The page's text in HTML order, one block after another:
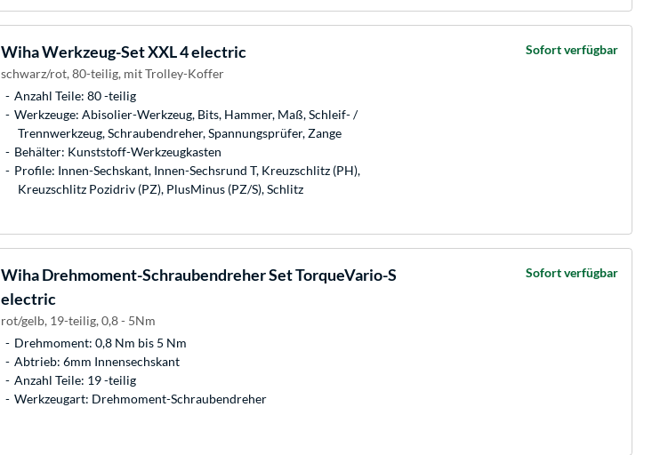
WihaWerkzeug-Set XXL 4 electric
schwarz/rot, 80-teilig, mit Trolley-Koffer
Anzahl Teile: 80 -teilig
Werkzeuge: Abisolier-Werkzeug, Bits, Hammer, Maß, Schleif- /
Trennwerkzeug, Schraubendreher, Spannungsprüfer, Zange
Behälter: Kunststoff-Werkzeugkasten
Profile: Innen-Sechskant, Innen-Sechsrund T, Kreuzschlitz (PH),
Kreuzschlitz Pozidriv (PZ), PlusMinus (PZ/S), Schlitz
Sofort verfügbar
WihaDrehmoment-Schraubendreher Set TorqueVario-S
electric
rot/gelb, 19-teilig, 0,8 - 5Nm
Drehmoment: 0,8 Nm bis 5 Nm
Abtrieb: 6mm Innensechskant
Anzahl Teile: 19 -teilig
Werkzeugart: Drehmoment-Schraubendreher
Sofort verfügbar